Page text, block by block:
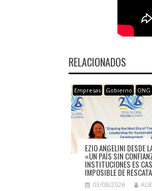
RELACIONADOS
Empresas Gobierno ONG
EZIO ANGELINI DESDE
«UN PAÍS SIN
INSTITUCIONES ES
IMPOSIBLE DE
03/08/2026